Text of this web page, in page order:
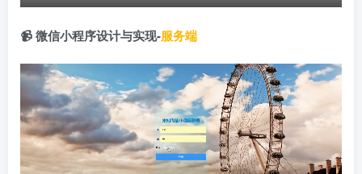
📹 微信小程序设计与实现-服务端